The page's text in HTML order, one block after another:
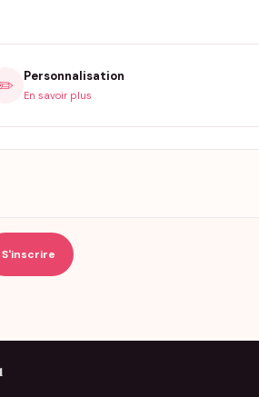
Personnalisation
En savoir plus